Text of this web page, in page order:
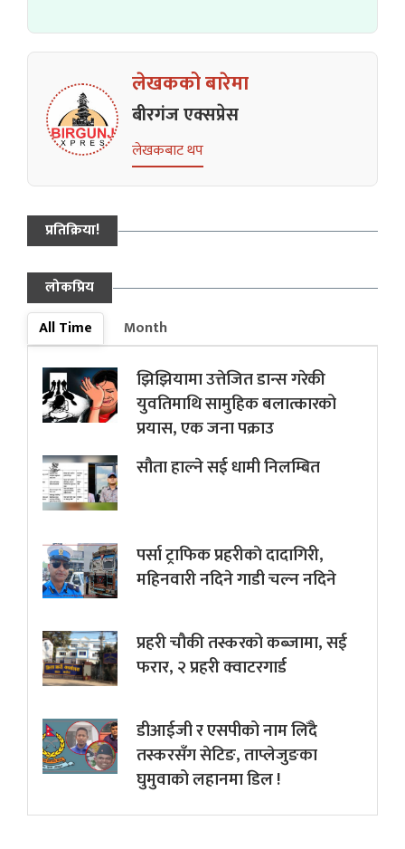
लेखकको बारेमा
बीरगंज एक्सप्रेस
लेखकबाट थप
प्रतिक्रिया!
लोकप्रिय
All Time
Month
झिझियामा उत्तेजित डान्स गरेकी
युवतिमाथि सामुहिक बलात्कारको
प्रयास, एक जना पक्राउ
सौता हाल्ने सई धामी निलम्बित
पर्सा ट्राफिक प्रहरीकाे दादागिरी,
महिनवारी नदिने गाडी चल्न नदिने
प्रहरी चौकी तस्करको कब्जामा, सई
फरार, २ प्रहरी क्वाटरगार्ड
डीआईजी र एसपीको नाम लिँदै
तस्करसँग सेटिङ, ताप्लेजुङका
घुमुवाको लहानमा डिल !